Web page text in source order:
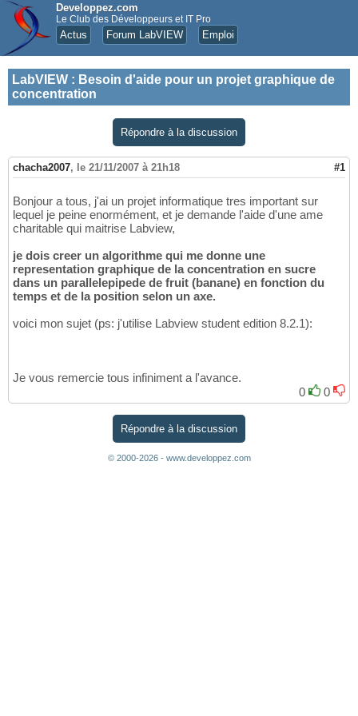
Developpez.com
Le Club des Développeurs et IT Pro
Actus Forum LabVIEW Emploi
LabVIEW : Besoin d'aide pour un projet graphique de
concentration
Répondre à la discussion
chacha2007, le 21/11/2007 à 21h18 #1
Bonjour a tous, j'ai un projet informatique tres important sur
lequel je peine enormément, et je demande l'aide d'une ame
charitable qui maitrise Labview,
je dois creer un algorithme qui me donne une
representation graphique de la concentration en sucre
dans un parallelepipede de fruit (banane) en fonction du
temps et de la position selon un axe.
voici mon sujet (ps: j'utilise Labview student edition 8.2.1):
Je vous remercie tous infiniment a l'avance.
0
0
Répondre à la discussion
© 2000-2026 - www.developpez.com